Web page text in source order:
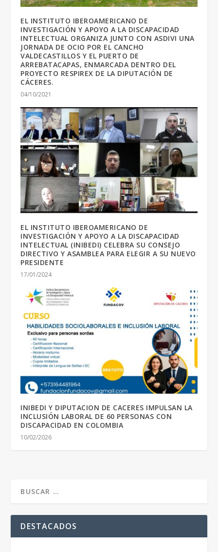
EL INSTITUTO IBEROAMERICANO DE
INVESTIGACIÓN Y APOYO A LA DISCAPACIDAD
INTELECTUAL ORGANIZA JUNTO CON ASDIVI UNA
JORNADA DE OCIO POR EL CANCHO
VALDECASTILLOS Y EL PUERTO DE
ARREBATACAPAS, ENMARCADA DENTRO DEL
PROYECTO RESPIREX DE LA DIPUTACIÓN DE
CÁCERES.
04/10/2021
EL INSTITUTO IBEROAMERICANO DE
INVESTIGACIÓN Y APOYO A LA DISCAPACIDAD
INTELECTUAL (INIBEDI) CELEBRA SU CONSEJO
DIRECTIVO Y ASAMBLEA PARA ELEGIR A SU NUEVO
PRESIDENTE
17/01/2024
INIBEDI Y DIPUTACION DE CACERES IMPULSAN LA
INCLUSIÓN LABORAL DE 60 PERSONAS CON
DISCAPACIDAD EN COLOMBIA
10/02/2026
DESTACADOS